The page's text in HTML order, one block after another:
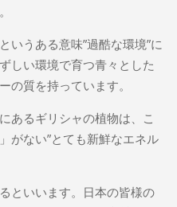
いうある意味”過酷な環境”に
しい環境で育つ青々とした
の質を持っています。
あるギリシャの植物は、こ
がない”とても新鮮なエネル
といいます。日本の皆様の